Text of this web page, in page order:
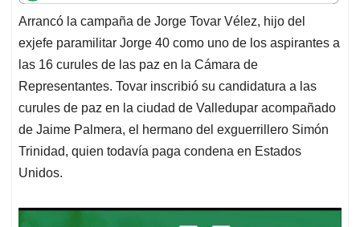
t
s
A
p
p
e
b
o
o
k
k
e
d
I
n
i
l
e
a
d
s
Arrancó la campaña de Jorge Tovar Vélez, hijo del
exjefe paramilitar Jorge 40 como uno de los aspirantes a
las 16 curules de las paz en la Cámara de
Representantes. Tovar inscribió su candidatura a las
curules de paz en la ciudad de Valledupar acompañado
de Jaime Palmera, el hermano del exguerrillero Simón
Trinidad, quien todavía paga condena en Estados
Unidos.